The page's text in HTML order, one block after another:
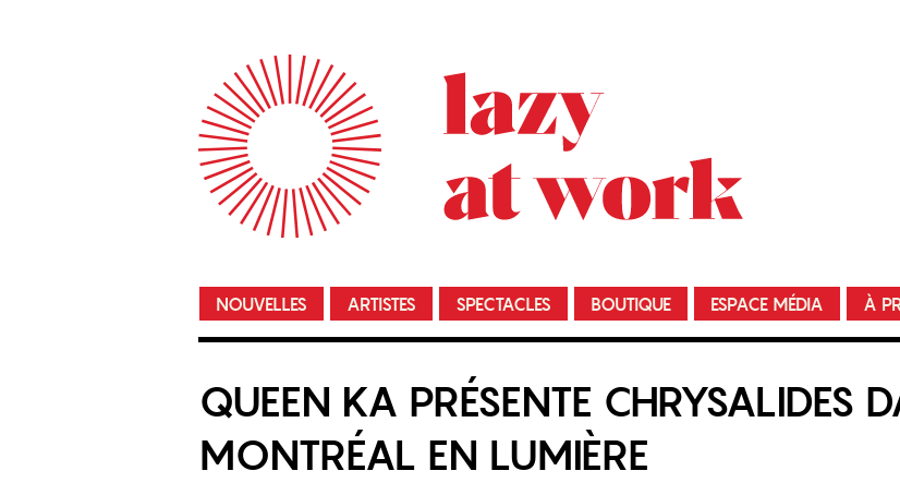
NOUVELLES ARTISTES SPECTACLES BOUTIQUE ESPACE MÉDIA À
QUEEN KA PRÉSENTE CHRYSALIDES
MONTRÉAL EN LUMIÈRE